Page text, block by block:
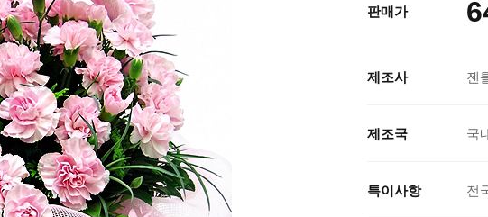
판매가
제조사 젠
제조국 국
특이사항 전